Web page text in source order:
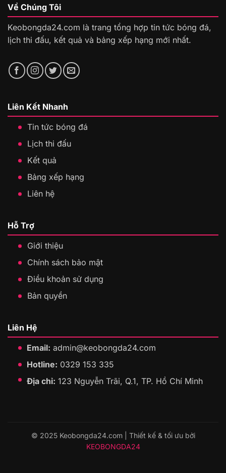
Về Chúng Tôi
Keobongda24.com là trang tổng hợp tin tức bóng đá,
lịch thi đấu, kết quả và bảng xếp hạng mới nhất.
Liên Kết Nhanh
Tin tức bóng đá
Lịch thi đấu
Kết quả
Bảng xếp hạng
Liên hệ
Hỗ Trợ
Giới thiệu
Chính sách bảo mật
Điều khoản sử dụng
Bản quyền
Liên Hệ
Email: admin@keobongda24.com
Hotline: 0329 153 335
Địa chỉ: 123 Nguyễn Trãi, Q.1, TP. Hồ Chí Minh
© 2025 Keobongda24.com | Thiết kế & tối ưu bởi
KEOBONGDA24